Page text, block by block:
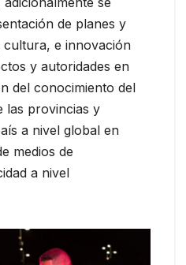
de planes y
e innovación
y autoridades en
del conocimiento del
las provincias y
a nivel global en
medios de
a nivel